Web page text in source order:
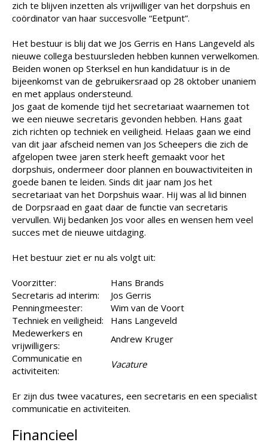
zich te blijven inzetten als vrijwilliger van het dorpshuis en
coördinator van haar succesvolle “Eetpunt”.
Het bestuur is blij dat we Jos Gerris en Hans Langeveld als
nieuwe collega bestuursleden hebben kunnen verwelkomen.
Beiden wonen op Sterksel en hun kandidatuur is in de
bijeenkomst van de gebruikersraad op 28 oktober unaniem
en met applaus ondersteund.
Jos gaat de komende tijd het secretariaat waarnemen tot
we een nieuwe secretaris gevonden hebben. Hans gaat
zich richten op techniek en veiligheid. Helaas gaan we eind
van dit jaar afscheid nemen van Jos Scheepers die zich de
afgelopen twee jaren sterk heeft gemaakt voor het
dorpshuis, ondermeer door plannen en bouwactiviteiten in
goede banen te leiden. Sinds dit jaar nam Jos het
secretariaat van het Dorpshuis waar. Hij was al lid binnen
de Dorpsraad en gaat daar de functie van secretaris
vervullen. Wij bedanken Jos voor alles en wensen hem veel
succes met de nieuwe uitdaging.
Het bestuur ziet er nu als volgt uit:
Voorzitter:
Hans Brands
Secretaris ad interim:
Jos Gerris
Penningmeester:
Wim van de Voort
Techniek en veiligheid:
Hans Langeveld
Medewerkers en
vrijwilligers:
Andrew Kruger
Communicatie en
activiteiten:
Vacature
Er zijn dus twee vacatures, een secretaris en een specialist
communicatie en activiteiten.
Financieel